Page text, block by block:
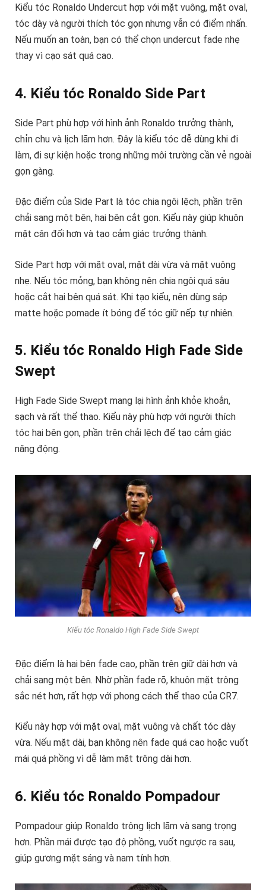
Kiểu tóc Ronaldo Undercut hợp với mặt vuông, mặt oval,
tóc dày và người thích tóc gọn nhưng vẫn có điểm nhấn.
Nếu muốn an toàn, bạn có thể chọn undercut fade nhẹ
thay vì cạo sát quá cao.
4. Kiểu tóc Ronaldo Side Part
Side Part phù hợp với hình ảnh Ronaldo trưởng thành,
chỉn chu và lịch lãm hơn. Đây là kiểu tóc dễ dùng khi đi
làm, đi sự kiện hoặc trong những môi trường cần vẻ ngoài
gọn gàng.
Đặc điểm của Side Part là tóc chia ngôi lệch, phần trên
chải sang một bên, hai bên cắt gọn. Kiểu này giúp khuôn
mặt cân đối hơn và tạo cảm giác trưởng thành.
Side Part hợp với mặt oval, mặt dài vừa và mặt vuông
nhẹ. Nếu tóc mỏng, bạn không nên chia ngôi quá sâu
hoặc cắt hai bên quá sát. Khi tạo kiểu, nên dùng sáp
matte hoặc pomade ít bóng để tóc giữ nếp tự nhiên.
5. Kiểu tóc Ronaldo High Fade Side
Swept
High Fade Side Swept mang lại hình ảnh khỏe khoắn,
sạch và rất thể thao. Kiểu này phù hợp với người thích
tóc hai bên gọn, phần trên chải lệch để tạo cảm giác
năng động.
Kiểu tóc Ronaldo High Fade Side Swept
Đặc điểm là hai bên fade cao, phần trên giữ dài hơn và
chải sang một bên. Nhờ phần fade rõ, khuôn mặt trông
sắc nét hơn, rất hợp với phong cách thể thao của CR7.
Kiểu này hợp với mặt oval, mặt vuông và chất tóc dày
vừa. Nếu mặt dài, bạn không nên fade quá cao hoặc vuốt
mái quá phồng vì dễ làm mặt trông dài hơn.
6. Kiểu tóc Ronaldo Pompadour
Pompadour giúp Ronaldo trông lịch lãm và sang trọng
hơn. Phần mái được tạo độ phồng, vuốt ngược ra sau,
giúp gương mặt sáng và nam tính hơn.